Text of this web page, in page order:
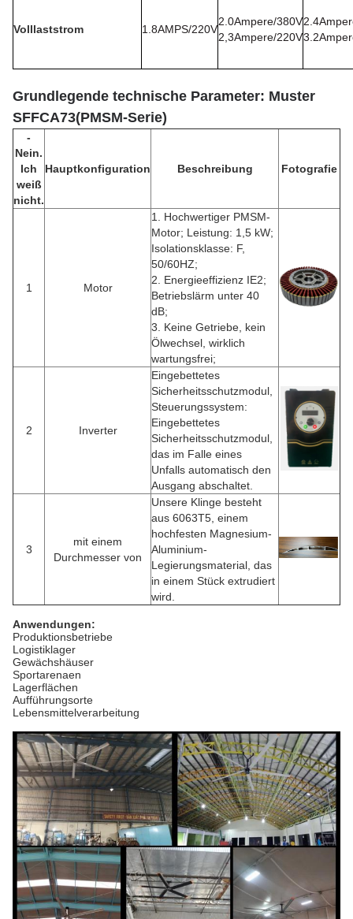
Volllaststrom 1.8AMPS/220V
2.0Ampere/380V
2,3Ampere/220V
Grundlegende technische Parameter: Muster
SFFCA73(PMSM-Serie)
-
Nein.
Ich
weiß
nicht.
Hauptkonfiguration Beschreibung Fotografie
1 Motor
1. Hochwertiger PMSM-
Motor; Leistung: 1,5 kW;
Isolationsklasse: F,
50/60HZ;
2. Energieeffizienz IE2;
Betriebslärm unter 40
dB;
3. Keine Getriebe, kein
Ölwechsel, wirklich
wartungsfrei;
2 Inverter
Eingebettetes
Sicherheitsschutzmodul,
Steuerungssystem:
Eingebettetes
Sicherheitsschutzmodul,
das im Falle eines
Unfalls automatisch den
Ausgang abschaltet.
3
mit einem
Durchmesser von
Unsere Klinge besteht
aus 6063T5, einem
hochfesten Magnesium-
Aluminium-
Legierungsmaterial, das
in einem Stück extrudiert
wird.
Anwendungen:
Produktionsbetriebe
Logistiklager
Gewächshäuser
Sportarenaen
Lagerflächen
Aufführungsorte
Lebensmittelverarbeitung